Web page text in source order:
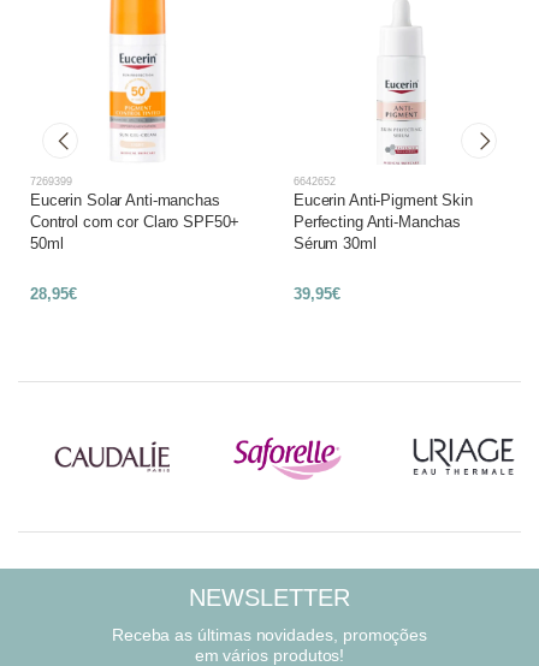
7269399
Eucerin Solar Anti-manchas
Control com cor Claro SPF50+
50ml
28,95€
6642652
Eucerin Anti-Pigment Skin
Perfecting Anti-Manchas
Sérum 30ml
39,95€
NEWSLETTER
Receba as últimas novidades, promoções
em vários produtos!